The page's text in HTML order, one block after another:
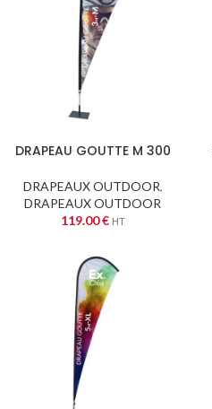
DRAPEAU GOUTTE M 300
DRAPEAUX OUTDOOR,
DRAPEAUX OUTDOOR
119.00€ HT